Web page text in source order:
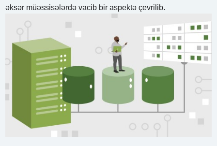
əksər müəssisələrdə vacib bir aspektə çevrilib.